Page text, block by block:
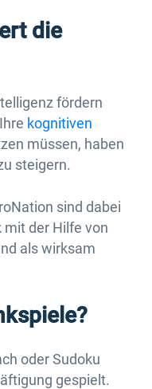
die
fördern
kognitiven
müssen, haben
steigern.
sind dabei
mit der Hilfe von
als wirksam
oder Sudoku
gespielt.